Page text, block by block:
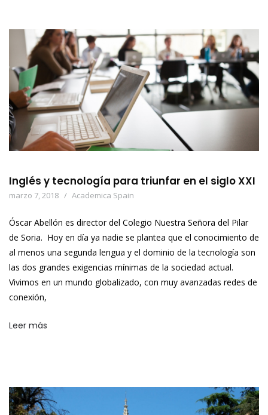
Inglés y tecnología para triunfar en el siglo XXI
marzo 7, 2018 Academica Spain
Óscar Abellón es director del Colegio Nuestra Señora del Pilar
de Soria. Hoy en día ya nadie se plantea que el conocimiento de
al menos una segunda lengua y el dominio de la tecnología son
las dos grandes exigencias mínimas de la sociedad actual.
Vivimos en un mundo globalizado, con muy avanzadas redes de
conexión,
Leer más